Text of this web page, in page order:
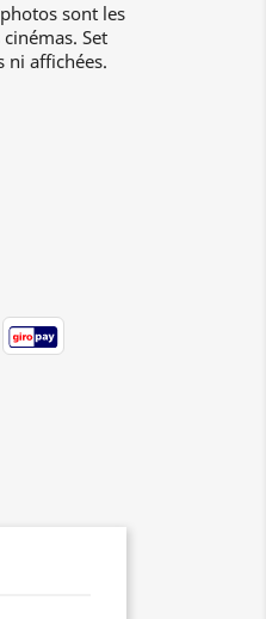
sont les
Set
ni affichées.